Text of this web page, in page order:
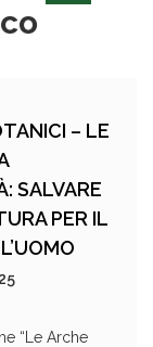
– LE
SALVARE
PER IL
“Le Arche